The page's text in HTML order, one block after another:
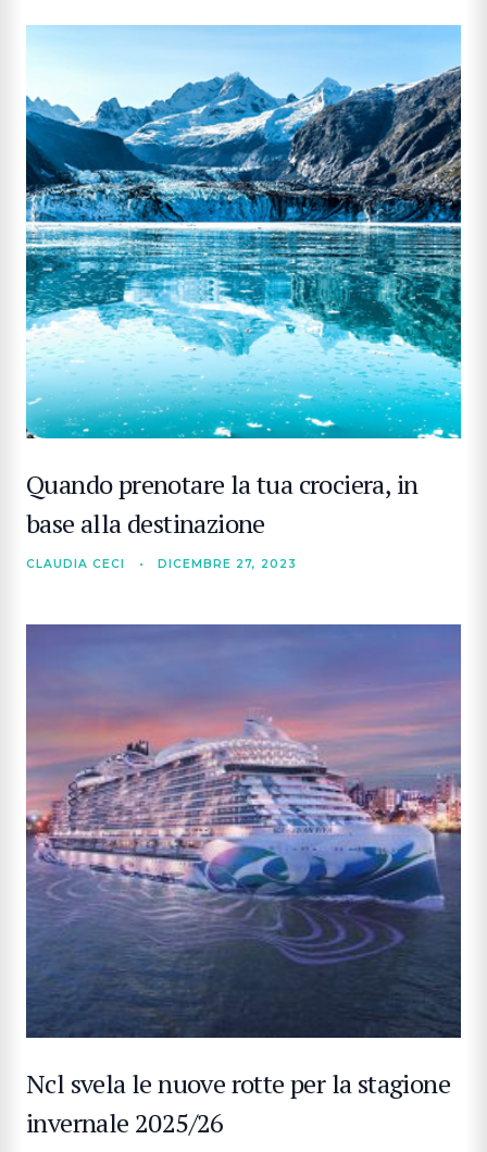
CERCA
Quando prenotare la tua crociera, in
base alla destinazione
CLAUDIA CECI • DICEMBRE 27, 2023
Ncl svela le nuove rotte per la stagione
invernale 2025/26